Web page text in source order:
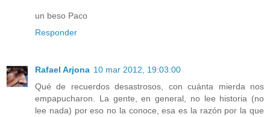
un beso Paco
Responder
Rafael Arjona 10 mar 2012, 19:03:00
Qué de recuerdos desastrosos, con cuánta mierda nos
empapucharon. La gente, en general, no lee historia (no
lee nada) por eso no la conoce, esa es la razón por la que